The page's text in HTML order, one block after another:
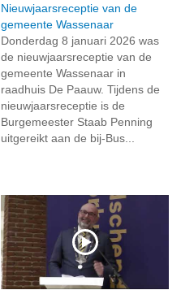
Nieuwjaarsreceptie van de
gemeente Wassenaar
Donderdag 8 januari 2026 was
de nieuwjaarsreceptie van de
gemeente Wassenaar in
raadhuis De Paauw. Tijdens de
nieuwjaarsreceptie is de
Burgemeester Staab Penning
uitgereikt aan de bij-Bus...